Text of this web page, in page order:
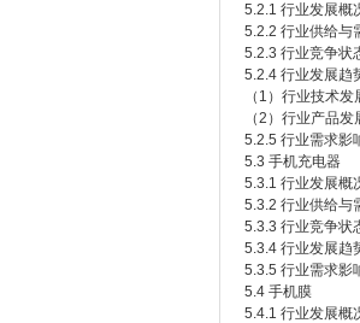
5.2.1 行业发展概
5.2.2 行业供给与
5.2.3 行业竞争状
5.2.4 行业发展趋
（1）行业技术
（2）行业产品
5.2.5 行业需求影
5.3 手机充电器
5.3.1 行业发展概
5.3.2 行业供给与
5.3.3 行业竞争状
5.3.4 行业发展趋
5.3.5 行业需求影
5.4 手机膜
5.4.1 行业发展概